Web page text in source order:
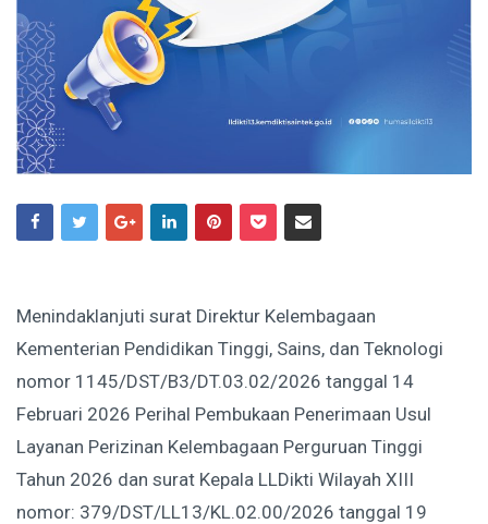
Menindaklanjuti surat Direktur Kelembagaan
Kementerian Pendidikan Tinggi, Sains, dan Teknologi
nomor 1145/DST/B3/DT.03.02/2026 tanggal 14
Februari 2026 Perihal Pembukaan Penerimaan Usul
Layanan Perizinan Kelembagaan Perguruan Tinggi
Tahun 2026 dan surat Kepala LLDikti Wilayah XIII
nomor: 379/DST/LL13/KL.02.00/2026 tanggal 19